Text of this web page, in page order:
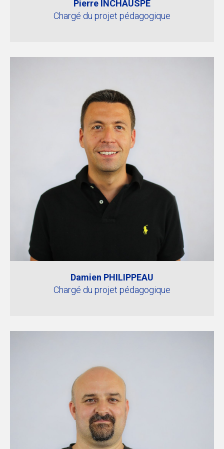
Pierre INCHAUSPE
Chargé du projet pédagogique
Damien PHILIPPEAU
Chargé du projet pédagogique